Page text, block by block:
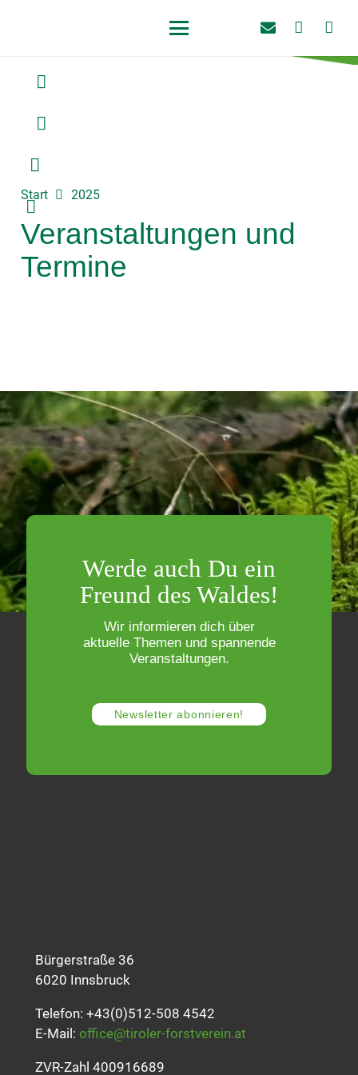
Start 2025
Veranstaltungen und
Termine
Werde auch Du ein
Freund des Waldes!
Wir informieren dich über
aktuelle Themen und spannende
Veranstaltungen.
Newsletter abonnieren!
Bürgerstraße 36
6020 Innsbruck
Telefon: +43(0)512-508 4542
E-Mail:office@tiroler-forstverein.at
ZVR-Zahl 400916689